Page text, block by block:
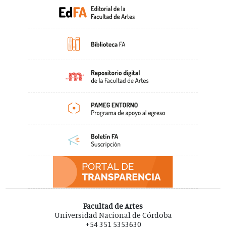
Facultad de Artes
Universidad Nacional de Córdoba
+54 351 5353630